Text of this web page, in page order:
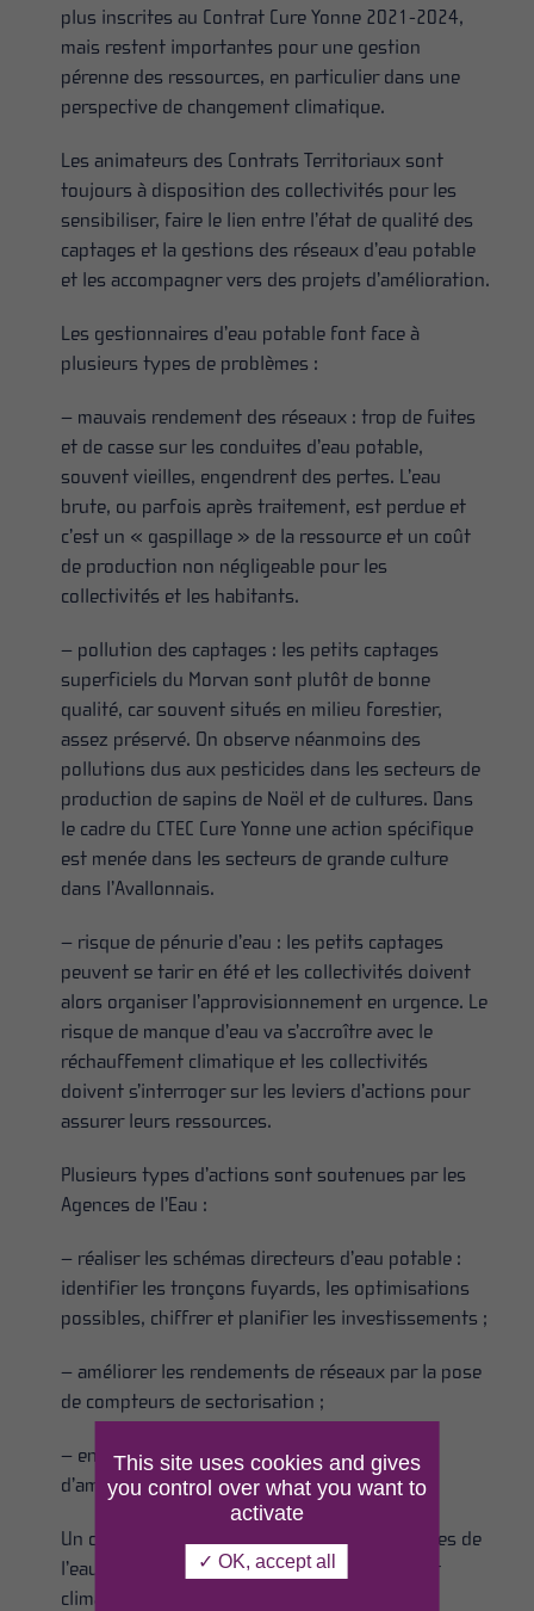
plus inscrites au Contrat Cure Yonne 2021-2024,
mais restent importantes pour une gestion
pérenne des ressources, en particulier dans une
perspective de changement climatique.
Les animateurs des Contrats Territoriaux sont
toujours à disposition des collectivités pour les
sensibiliser, faire le lien entre l’état de qualité des
captages et la gestions des réseaux d’eau potable
et les accompagner vers des projets d’amélioration.
Les gestionnaires d’eau potable font face à
plusieurs types de problèmes :
– mauvais rendement des réseaux : trop de fuites
et de casse sur les conduites d’eau potable,
souvent vieilles, engendrent des pertes. L’eau
brute, ou parfois après traitement, est perdue et
c’est un « gaspillage » de la ressource et un coût
de production non négligeable pour les
collectivités et les habitants.
– pollution des captages : les petits captages
superficiels du Morvan sont plutôt de bonne
qualité, car souvent situés en milieu forestier,
assez préservé. On observe néanmoins des
pollutions dus aux pesticides dans les secteurs de
production de sapins de Noël et de cultures. Dans
le cadre du CTEC Cure Yonne une action spécifique
est menée dans les secteurs de grande culture
dans l’Avallonnais.
– risque de pénurie d’eau : les petits captages
peuvent se tarir en été et les collectivités doivent
alors organiser l’approvisionnement en urgence. Le
risque de manque d’eau va s’accroître avec le
réchauffement climatique et les collectivités
doivent s’interroger sur les leviers d’actions pour
assurer leurs ressources.
Plusieurs types d’actions sont soutenues par les
Agences de l’Eau :
– réaliser les schémas directeurs d’eau potable :
identifier les tronçons fuyards, les optimisations
possibles, chiffrer et planifier les investissements ;
– améliorer les rendements de réseaux par la pose
de compteurs de sectorisation ;
– engager des travaux de sécurisation,
d’amélioration des traitements…
Un chiffre à retenir : réduire de 25 % les usages de
l’eau d’ici 2030 pour s’adapter au changement
climatique. C’est un objectif des Contrats
This site uses cookies and gives
you control over what you want to
activate
✓ OK, accept all